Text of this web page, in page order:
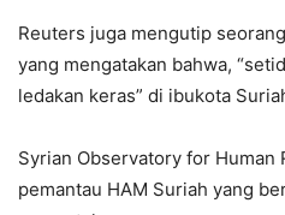
Reuters juga mengutip
yang mengatakan bahwa,
ledakan keras” di ibukota
Syrian Observatory for Human
pemantau HAM Suriah yang